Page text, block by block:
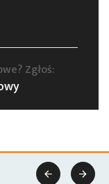
Zgłoś:
 